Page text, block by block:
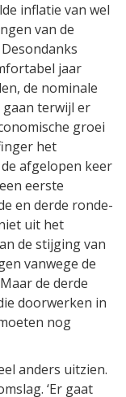
inflatie van wel
van de
jaar
de nominale
terwijl er
groei
het
afgelopen keer
eerste
en derde ronde-
uit het
de stijging van
vanwege de
de derde
doorwerken in
nog
anders uitzien.
‘Er gaat